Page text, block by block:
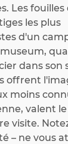
Les fouilles
les plus
d'un
dans son
offrent
moins
valent
visite.
– ne vous